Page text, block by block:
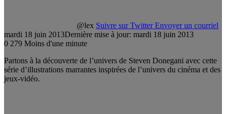
@lex Suivre sur Twitter Envoyer un courriel
mardi 18 juin 2013Dernière mise à jour: mardi 18 juin 2013
0 279 Moins d'une minute
Partons à la découverte de l’univers de Steven Donegani avec cette
série d’illustrations marrantes inspirées de l’univers du cinéma et des
jeux-vidéo.